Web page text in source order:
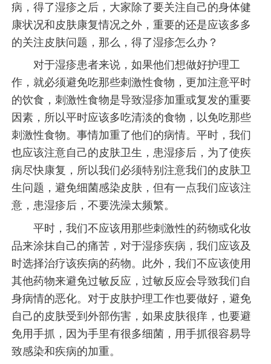
病，得了湿疹之后，大家除了要关注自己的身体健
康状况和皮肤康复情况之外，重要的还是应该多多
的关注皮肤问题，那么，得了湿疹怎么办？
对于湿疹患者来说，如果他们想做好护理工
作，就必须避免吃那些刺激性食物，更加注意平时
的饮食，刺激性食物是导致湿疹加重或复发的重要
因素，所以平时应该多吃清淡的食物，以免吃那些
刺激性食物。事情加重了他们的病情。平时，我们
也应该注意自己的皮肤卫生，患湿疹后，为了使疾
病尽快康复，所以我们必须特别注意我们的皮肤卫
生问题，避免细菌感染皮肤，但有一点我们应该注
意，患湿疹后，不要洗澡太频繁。
平时，我们不应该用那些刺激性的药物或化妆
品来涂抹自己的痛苦，对于湿疹疾病，我们应该及
时选择治疗该疾病的药物。此外，我们不应该使用
其他药物来避免过敏反应，过敏反应会导致我们自
身病情的恶化。对于皮肤护理工作也要做好，避免
自己的皮肤受到外部伤害，如果皮肤很痒，也要避
免用手抓，因为手里有很多细菌，用手抓很容易导
致感染和疾病的加重。